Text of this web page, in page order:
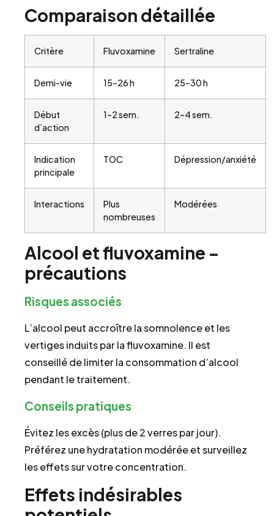
Comparaison détaillée
Critère Fluvoxamine Sertraline
Demi-vie 15–26 h 25–30 h
Début
d’action
1–2 sem. 2–4 sem.
Indication
principale
TOC Dépression/anxiété
Interactions
Plus
nombreuses
Modérées
Alcool et fluvoxamine –
précautions
Risques associés
L’alcool peut accroître la somnolence et les
vertiges induits par la fluvoxamine. Il est
conseillé de limiter la consommation d’alcool
pendant le traitement.
Conseils pratiques
Évitez les excès (plus de 2 verres par jour).
Préférez une hydratation modérée et surveillez
les effets sur votre concentration.
Effets indésirables